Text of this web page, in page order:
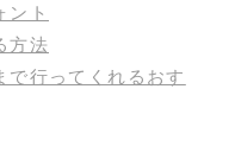
ント
方法
で行ってくれるおす